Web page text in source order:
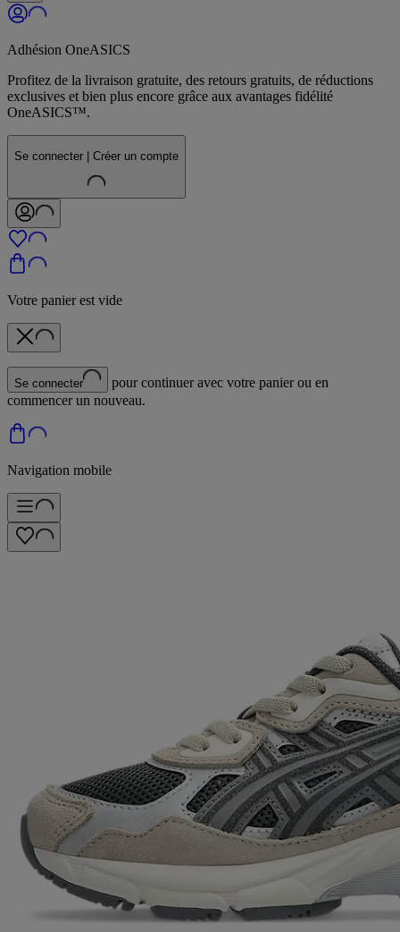
Adhésion OneASICS
Profitez de la livraison gratuite, des retours gratuits, de réductions
exclusives et bien plus encore grâce aux avantages fidélité
OneASICS™.
Se connecter | Créer un compte
Votre panier est vide
Se connecter
pour continuer avec votre panier ou en
commencer un nouveau.
Navigation mobile